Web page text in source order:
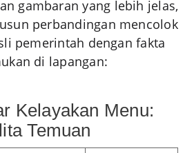
gambaran yang lebih jelas,
perbandingan mencolok
pemerintah dengan fakta
di lapangan:
Kelayakan Menu:
Temuan